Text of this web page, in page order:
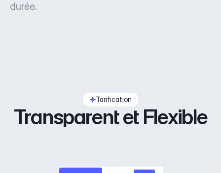
durée.
Tarification
Transparent et Flexible